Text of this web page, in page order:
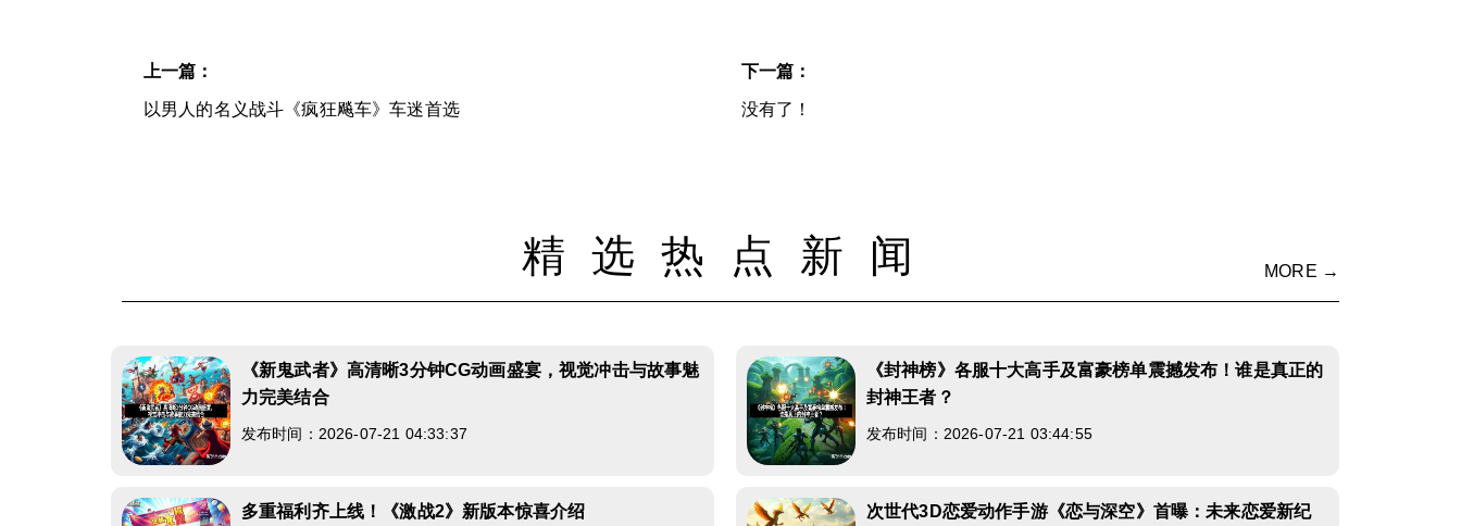
上一篇：
以男人的名义战斗《疯狂飚车》车迷首选
下一篇：
没有了！
精选热点新闻 MORE →
《新鬼武者》高清晰3分钟CG动画盛宴，视觉冲击与故事魅
力完美结合
发布时间：2026-07-21 04:33:37
《封神榜》各服十大高手及富豪榜单震撼发布！谁是真正的
封神王者？
发布时间：2026-07-21 03:44:55
多重福利齐上线！《激战2》新版本惊喜介绍 次世代3D恋爱动作手游《恋与深空》首曝：未来恋爱新纪